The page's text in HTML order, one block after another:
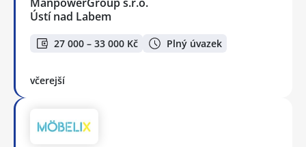
ManpowerGroup s.r.o.
Ústí nad Labem
27 000 – 33 000 Kč Plný úvazek
včerejší